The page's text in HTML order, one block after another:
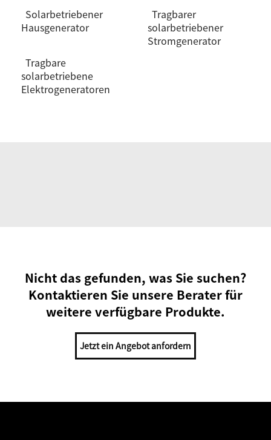
Solarbetriebener
Hausgenerator
Tragbarer
solarbetriebener
Stromgenerator
Tragbare
solarbetriebene
Elektrogeneratoren
Nicht das gefunden, was Sie suchen?
Kontaktieren Sie unsere Berater für
weitere verfügbare Produkte.
Jetzt ein Angebot anfordern